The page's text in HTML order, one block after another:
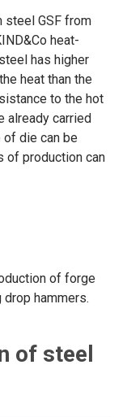
steel GSF from
heat-
has higher
heat than the
to the hot
already carried
of die can be
of production can
of forge
hammers.
of steel